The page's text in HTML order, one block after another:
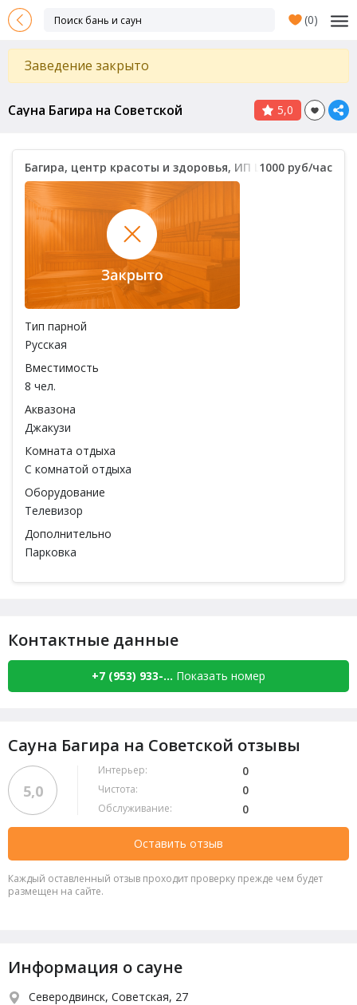
(0)
Заведение закрыто
Сауна Багира на Советской 5,0
Багира, центр красоты и здоровья, ИП Щеколдин А.В.
1000 руб/час
Тип парной
Русская
Вместимость
8 чел.
Аквазона
Джакузи
Комната отдыха
С комнатой отдыха
Оборудование
Телевизор
Дополнительно
Парковка
Контактные данные
+7 (953) 933-... Показать номер
Сауна Багира на Советской отзывы
5,0
Интерьер: 0
Чистота: 0
Обслуживание: 0
Оставить отзыв
Каждый оставленный отзыв проходит проверку прежде чем будет
размещен на сайте.
Информация о сауне
Северодвинск, Советская, 27